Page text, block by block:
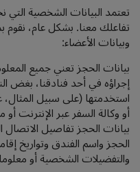
تعتمد البيانات الشخصية
تفاعلك معنا. بشكل عام، نقوم
وبيانات الأعضاء:
بيانات الحجز تعني جميع
إجراؤه في أحد فنادقنا، بغض
استخدمتها (على سبيل المثال،
أو وكالة السفر عبر الإنترنت
بيانات الحجز تفاصيل
الحجز واسم الفندق وتواريخ
والتفضيلات الشخصية أو